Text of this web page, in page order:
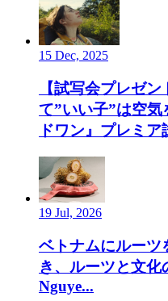
15 Dec, 2025
【試写会プレゼ
て”いい子”は空気
ドワン』プレミア
19 Jul, 2026
ベトナムにルーツ
き、ルーツと文
Nguye...